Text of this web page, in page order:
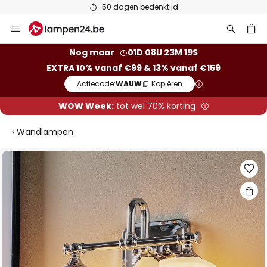
50 dagen bedenktijd
naar
Nog maar
01D 08U 23M 18S
EXTRA 10% vanaf €99 & 13% vanaf €159
Actiecode:WAUW Kopiëren
WOW Week:tot wel 70% korting
Wandlampen
Ga
naar
einde
van
de
afbeeldingen-
gallerij